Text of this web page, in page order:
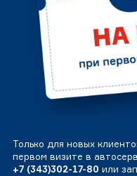
Только для новых
первом визите в
+7 (343)302-17-80 или